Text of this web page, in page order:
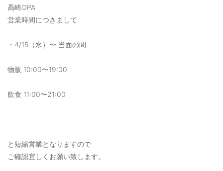
高崎OPA
営業時間につきまして
・4/15（水）〜 当面の間
物販 10:00〜19:00
飲食 11:00〜21:00
と短縮営業となりますので
ご確認宜しくお願い致します。